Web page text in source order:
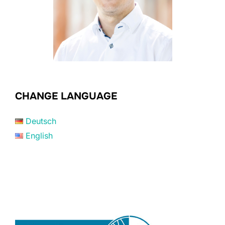
CHANGE LANGUAGE
Deutsch
English